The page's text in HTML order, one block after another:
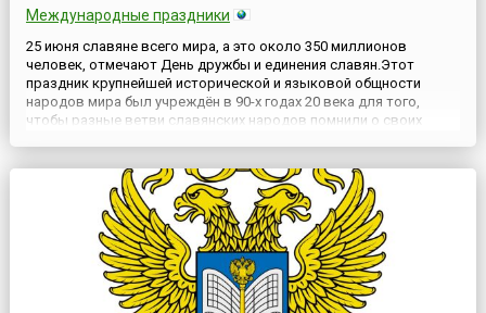
Международные праздники
25 июня славяне всего мира, а это около 350 миллионов
человек, отмечают День дружбы и единения славян.Этот
праздник крупнейшей исторической и языковой общности
народов мира был учреждён в 90-х годах 20 века для того,
чтобы разные ветви славянских народов помнили о своих